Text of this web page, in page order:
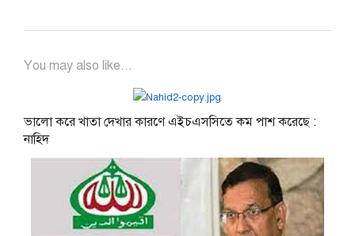
You may also like...
ভালো করে খাতা দেখার কারণে এইচএসসিতে কম পাশ করেছে :
নাহিদ